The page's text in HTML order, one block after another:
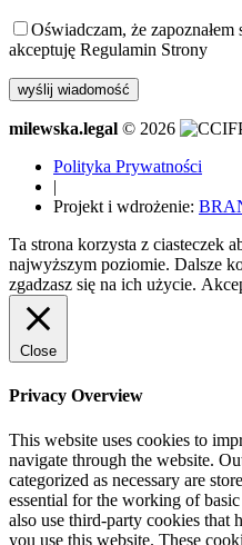
Oświadczam, że zapoznałem
akceptuję Regulamin Strony
milewska.legal © 2026
Polityka Prywatności
|
Projekt i wdrożenie:
Ta strona korzysta z ciasteczek
najwyższym poziomie. Dalsze
zgadzasz się na ich użycie.
Close
Privacy Overview
This website uses cookies to
navigate through the website.
categorized as necessary are
essential for the working of
also use third-party cookies that
you use this website. These